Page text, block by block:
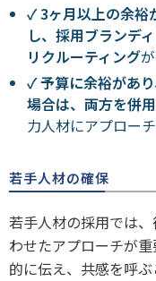
✓ 3ヶ月以上の余裕
し、採用ブランデ
リクルーティング
✓予算に余裕があ
場合は、両方を併
力人材にアプローチ
若手人材の確保
若手人材の採用では
わせたアプローチが
的に伝え、共感を呼ぶ